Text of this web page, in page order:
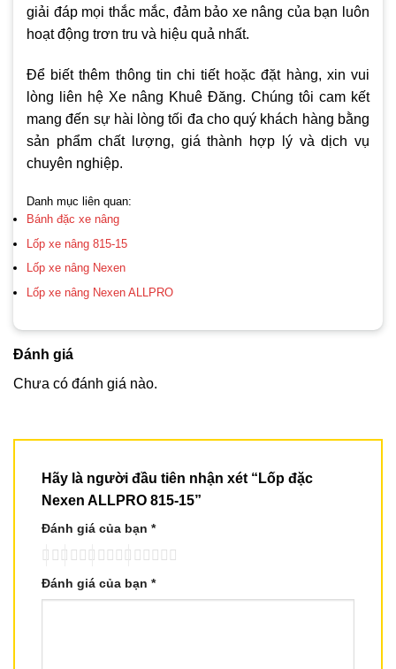
giải đáp mọi thắc mắc, đảm bảo xe nâng của bạn luôn
hoạt động trơn tru và hiệu quả nhất.
Để biết thêm thông tin chi tiết hoặc đặt hàng, xin vui
lòng liên hệ Xe nâng Khuê Đăng. Chúng tôi cam kết
mang đến sự hài lòng tối đa cho quý khách hàng bằng
sản phẩm chất lượng, giá thành hợp lý và dịch vụ
chuyên nghiệp.
Danh mục liên quan:
Bánh đặc xe nâng
Lốp xe nâng 815-15
Lốp xe nâng Nexen
Lốp xe nâng Nexen ALLPRO
Đánh giá
Chưa có đánh giá nào.
Hãy là người đầu tiên nhận xét “Lốp đặc
Nexen ALLPRO 815-15”
Đánh giá của bạn *
Đánh giá của bạn *